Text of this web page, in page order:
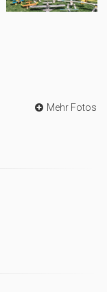
Mehr Fotos